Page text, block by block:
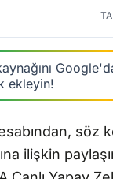
ekleyin!
söz
ilişkin